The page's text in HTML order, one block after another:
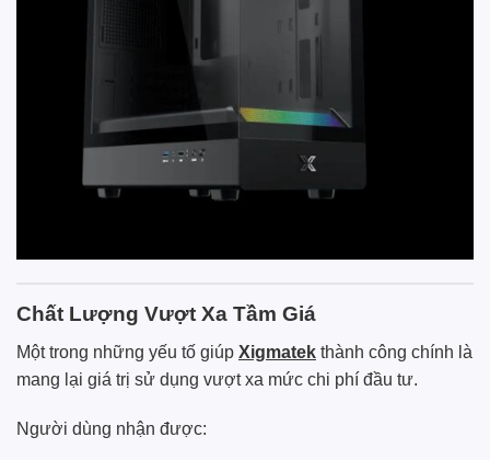
Chất Lượng Vượt Xa Tầm Giá
Một trong những yếu tố giúp Xigmatek thành công chính là
mang lại giá trị sử dụng vượt xa mức chi phí đầu tư.
Người dùng nhận được: